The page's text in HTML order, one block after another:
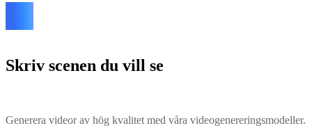
Skriv scenen du vill se
Generera videor av hög kvalitet med våra